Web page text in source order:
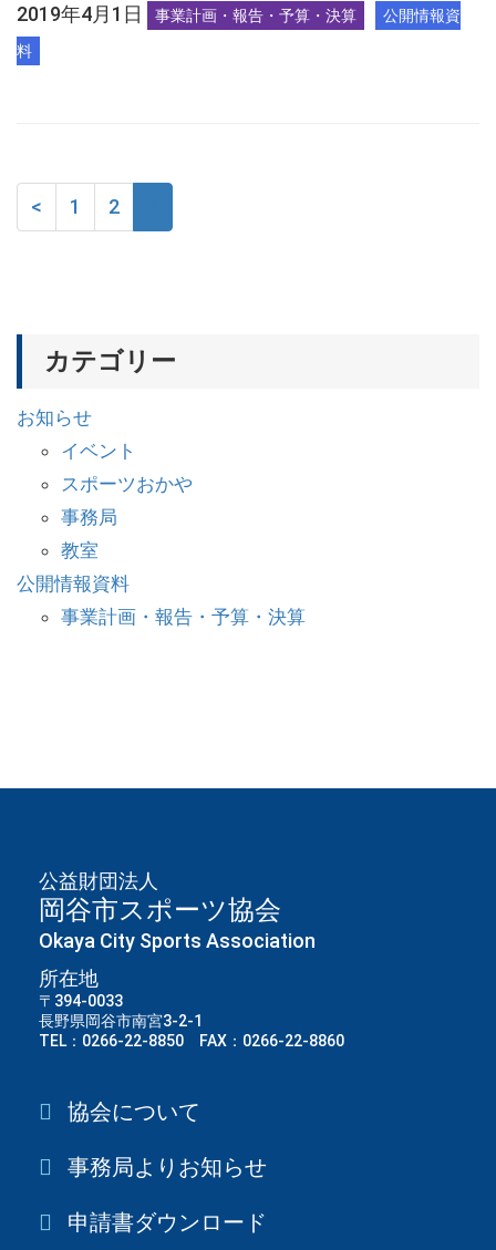
2019年4月1日 事業計画・報告・予算・決算
公開情報資
料
< 1 2
カテゴリー
お知らせ
イベント
スポーツおかや
事務局
教室
公開情報資料
事業計画・報告・予算・決算
公益財団法人
岡谷市スポーツ協会
Okaya City Sports Association
所在地
〒394-0033
長野県岡谷市南宮3-2-1
TEL：0266-22-8850 FAX：0266-22-8860
協会について
事務局よりお知らせ
申請書ダウンロード